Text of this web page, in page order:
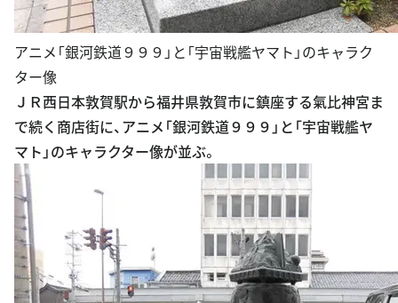
アニメ「銀河鉄道９９９」と「宇宙戦艦ヤマト」のキャラク
ター像
ＪＲ西日本敦賀駅から福井県敦賀市に鎮座する氣比神宮ま
で続く商店街に、アニメ「銀河鉄道９９９」と「宇宙戦艦ヤ
マト」のキャラクター像が並ぶ。